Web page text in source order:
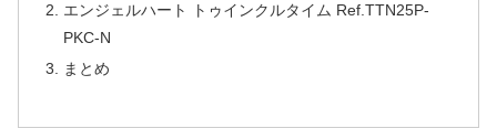
エンジェルハート トゥインクルタイム Ref.TTN25P-
PKC-N
まとめ